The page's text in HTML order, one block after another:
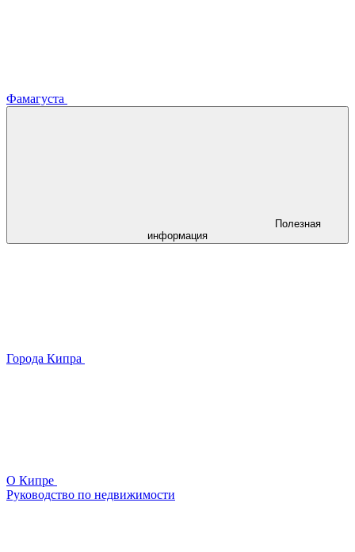
Фамагуста
Полезная
информация
Города Кипра
О Кипре
Руководство по недвижимости